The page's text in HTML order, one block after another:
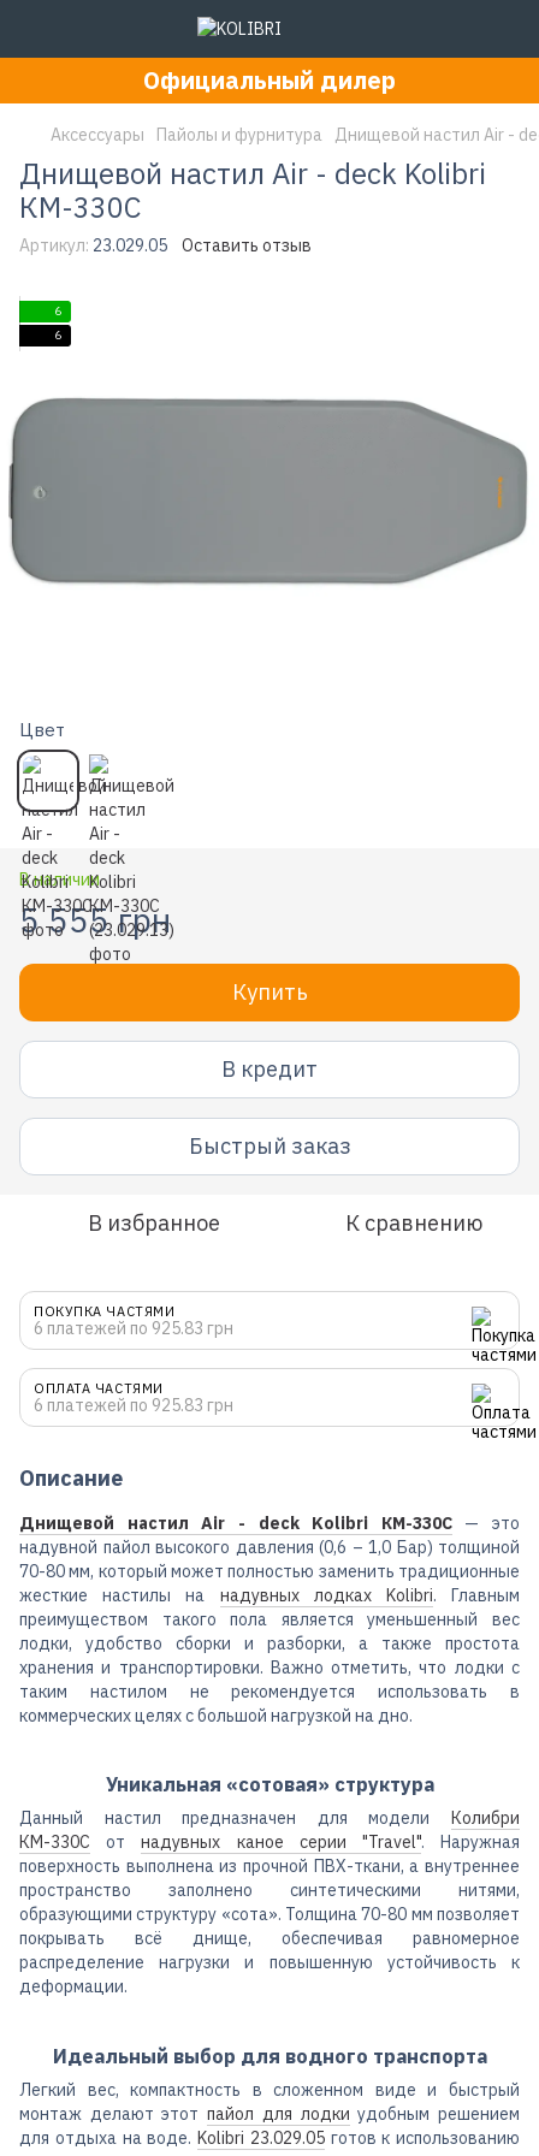
Официальный дилер
Аксессуары Пайолы и фурнитура Днищевой настил Air -
Днищевой настил Air - deck Kolibri
КМ-330C
Артикул: 23.029.05 Оставить отзыв
6
6
Цвет
В наличии
5 555 грн
Купить
В кредит
Быстрый заказ
В избранное К сравнению
ПОКУПКА ЧАСТЯМИ
6 платежей по 925.83 грн
ОПЛАТА ЧАСТЯМИ
6 платежей по 925.83 грн
Описание
Днищевой настил Air - deck Kolibri КМ-330C— это
надувной пайол высокого давления (0,6 – 1,0 Бар) толщиной
70-80 мм, который может полностью заменить традиционные
жесткие настилы на надувных лодках Kolibri. Главным
преимуществом такого пола является уменьшенный вес
лодки, удобство сборки и разборки, а также простота
хранения и транспортировки. Важно отметить, что лодки с
таким настилом не рекомендуется использовать в
коммерческих целях с большой нагрузкой на дно.
Уникальная «сотовая» структура
Данный настил предназначен для модели
Колибри
КМ-330C отнадувных каное серии "Travel". Наружная
поверхность выполнена из прочной ПВХ-ткани, а внутреннее
пространство заполнено синтетическими нитями,
образующими структуру «сота». Толщина 70-80 мм позволяет
покрывать всё днище, обеспечивая равномерное
распределение нагрузки и повышенную устойчивость к
деформации.
Идеальный выбор для водного транспорта
Легкий вес, компактность в сложенном виде и быстрый
монтаж делают этотпайол для лодки удобным решением
для отдыха на воде. Kolibri 23.029.05 готов к использованию